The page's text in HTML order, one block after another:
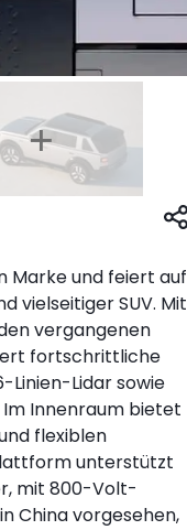
Marke und feiert auf
vielseitiger SUV. Mit
vergangenen
fortschrittliche
Linien-Lidar sowie
Innenraum bietet
flexiblen
unterstützt
mit 800-Volt-
China vorgesehen,